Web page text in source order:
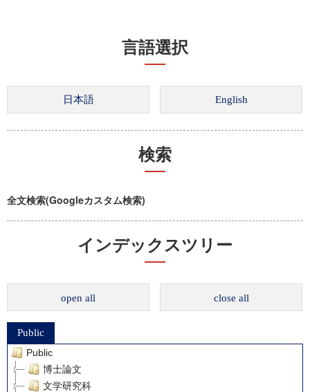
言語選択
検索
全文検索(Googleカスタム検索)
インデックスツリー
open all close all
Public
Public
博士論文
文学研究科